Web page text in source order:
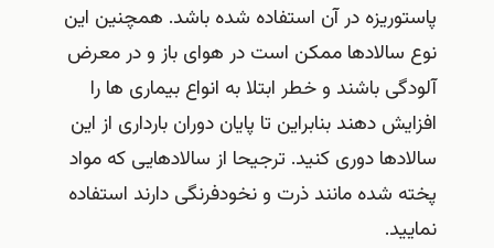
پاستوریزه در آن استفاده شده باشد. همچنین این
نوع سالادها ممکن است در هوای باز و در معرض
آلودگی باشند و خطر ابتلا به انواع بیماری ها را
افزایش دهند بنابراین تا پایان دوران بارداری از این
سالادها دوری کنید. ترجیحا از سالادهایی که مواد
پخته شده مانند ذرت و نخودفرنگی دارند استفاده
نمایید.